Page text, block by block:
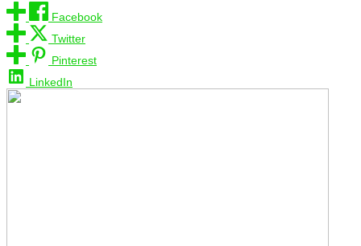
Facebook
Twitter
Pinterest
LinkedIn